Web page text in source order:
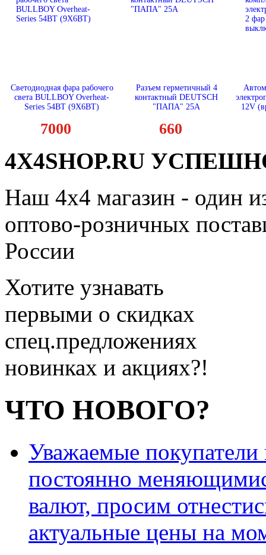
Светодиодная фара рабочего
света BULLBOY Overheat-
Series 54ВТ (9Х6ВТ)
7000
Разъем герметичный 4
контактный DEUTSCH
"ПАПА" 25А
660
12V
4X4SHOP.RU
Наш 4x4 магазин - один
оптово-розничных
России
Хотите узнавать
первыми о скидках
спец.предложениях
новинках и акциях?!
ЧТО НОВОГО?
Уважаемые
постоянно
валют, просим
актуальные цены на